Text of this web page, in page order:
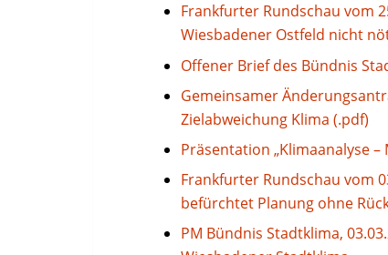
Frankfurter Rundschau vom
Wiesbadener Ostfeld nicht
Offener Brief des Bündnis
Gemeinsamer
Zielabweichung Klima (.pdf)
Präsentation „Klimaanalyse –
Frankfurter Rundschau vom
befürchtet Planung ohne
PM Bündnis Stadtklima,